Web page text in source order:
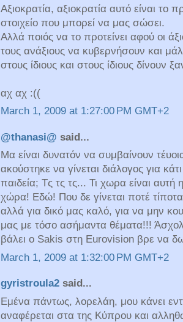
Αξιοκρατία, αξιοκρατία αυτό είναι το
στοιχείο που μπορεί να μας σώσει.
Αλλά ποιός να το προτείνει αφού οι
τους ανάξιους να κυβερνήσουν και
στους ίδιους και στους ίδιους δίνουν
αχ αχ :((
March 1, 2009 at 1:27:00 PM GMT+2
@thanasi@ said...
Μα είναι δυνατόν να συμβαίνουν
ακούστηκε να γίνεται διάλογος για
παιδεία; Τς τς τς... Τι χωρα είναι
χώρα! Εδώ! Που δε γίνεται ποτέ
αλλά για δικό μας καλό, για να μην
μας με τόσο ασήμαντα θέματα!!!
βάλει ο Sakis στη Eurovision βρε να
March 1, 2009 at 1:32:00 PM GMT+2
gyristroula2 said...
Εμένα πάντως, λορελάη, μου κάνει
αναφέρεται στα της Κύπρου και